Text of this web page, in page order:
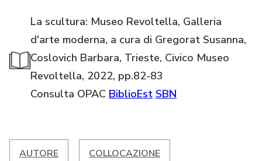
La scultura: Museo Revoltella, Galleria
d'arte moderna, a cura di Gregorat Susanna,
Coslovich Barbara, Trieste, Civico Museo
Revoltella, 2022, pp.82-83
Consulta OPAC BiblioEst SBN
AUTORE COLLOCAZIONE